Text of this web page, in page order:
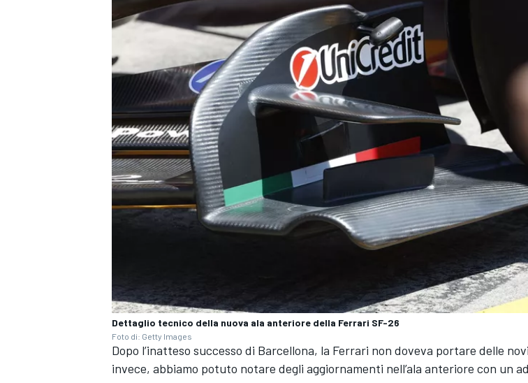
RALLY
Dettaglio tecnico della nuova ala anteriore della Ferrari SF-26
Foto di: Getty Images
Dopo l’inatteso successo di Barcellona, la Ferrari non doveva portare delle
invece, abbiamo potuto notare degli aggiornamenti nell’ala anteriore con un